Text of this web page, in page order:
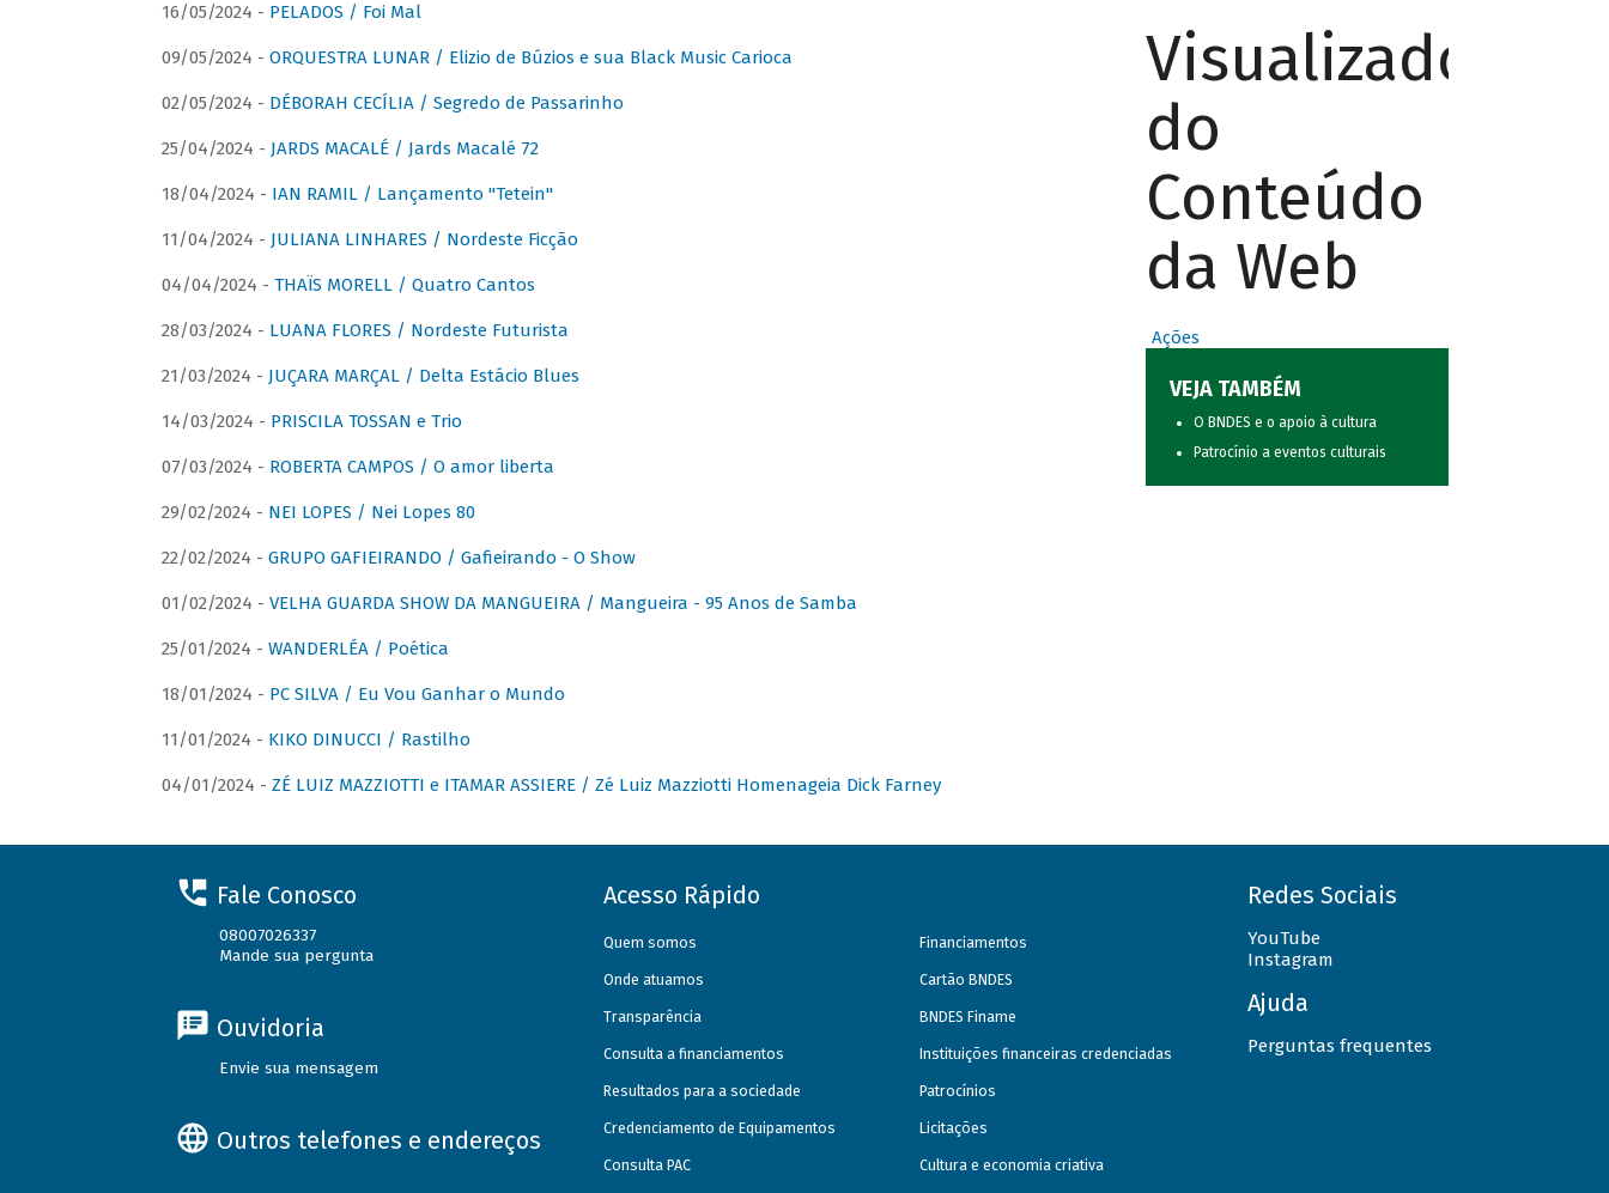
16/05/2024 - PELADOS / Foi Mal
09/05/2024 - ORQUESTRA LUNAR / Elizio de Búzios e sua Black Music Carioca
02/05/2024 - DÉBORAH CECÍLIA / Segredo de Passarinho
25/04/2024 - JARDS MACALÉ / Jards Macalé 72
18/04/2024 - IAN RAMIL / Lançamento "Tetein"
11/04/2024 - JULIANA LINHARES / Nordeste Ficção
04/04/2024 - THAÏS MORELL / Quatro Cantos
28/03/2024 - LUANA FLORES / Nordeste Futurista
21/03/2024 - JUÇARA MARÇAL / Delta Estácio Blues
14/03/2024 - PRISCILA TOSSAN e Trio
07/03/2024 - ROBERTA CAMPOS / O amor liberta
29/02/2024 - NEI LOPES / Nei Lopes 80
22/02/2024 - GRUPO GAFIEIRANDO / Gafieirando - O Show
01/02/2024 - VELHA GUARDA SHOW DA MANGUEIRA / Mangueira - 95 Anos de Samba
25/01/2024 - WANDERLÉA / Poética
18/01/2024 - PC SILVA / Eu Vou Ganhar o Mundo
11/01/2024 - KIKO DINUCCI / Rastilho
04/01/2024 - ZÉ LUIZ MAZZIOTTI e ITAMAR ASSIERE / Zé Luiz Mazziotti Homenageia Dick Farney
Visualizador
do
Conteúdo
da Web
Ações
VEJA TAMBÉM
O BNDES e o apoio à cultura
Patrocínio a eventos culturais
Fale Conosco
08007026337
Mande sua pergunta
Ouvidoria
Envie sua mensagem
Outros telefones e endereços
Acesso Rápido
Quem somos
Onde atuamos
Transparência
Consulta a financiamentos
Resultados para a sociedade
Credenciamento de Equipamentos
Consulta PAC
Financiamentos
Cartão BNDES
BNDES Finame
Instituições financeiras credenciadas
Patrocínios
Licitações
Cultura e economia criativa
Redes Sociais
YouTube
Instagram
Ajuda
Perguntas frequentes